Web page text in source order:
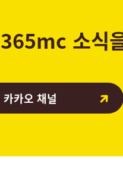
365mc 소식
카오 채널